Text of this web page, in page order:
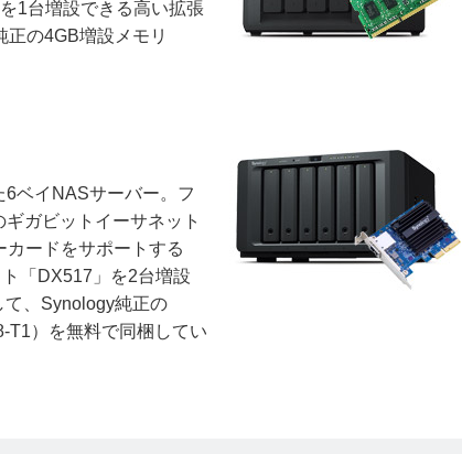
1台増設できる高い拡張
の4GB増設メモリ
ベイNASサーバー。フ
ガビットイーサネット
ードをサポートする
「DX517」を2台増設
て、Synology純正の
T1）を無料で同梱してい